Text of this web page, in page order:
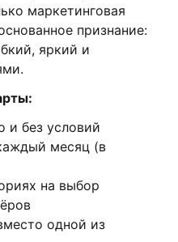
маркетинговая
признание:
яркий и
и без условий
месяц (в
на выбор
одной из